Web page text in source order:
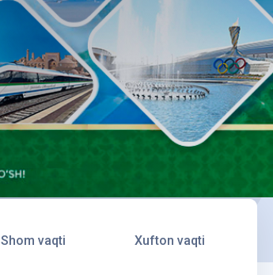
Shom vaqti Xufton vaqti